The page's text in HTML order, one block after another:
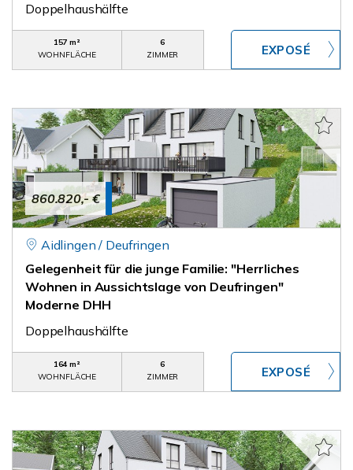
Doppelhaushälfte
157 m²
WOHNFLÄCHE
6
ZIMMER
860.820,- €
Aidlingen / Deufringen
Gelegenheit für die junge Familie: "Herrliches
Wohnen in Aussichtslage von Deufringen"
Moderne DHH
Doppelhaushälfte
164 m²
WOHNFLÄCHE
6
ZIMMER